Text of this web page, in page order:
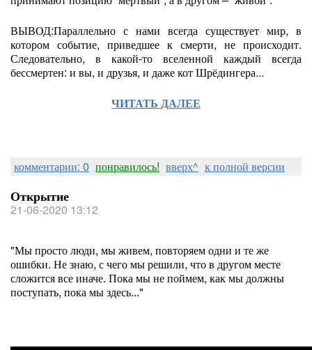
ВЫВОД:Параллельно с нами всегда существует мир, в
котором событие, приведшее к смерти, не происходит.
Следовательно, в какой-то вселенной каждый всегда
бессмертен: и вы, и друзья, и даже кот Шрёдингера...
ЧИТАТЬ ДАЛЕЕ
комментарии: 0 понравилось! вверх^ к полной версии
Открытие
21-06-2020 13:12
"Мы просто люди, мы живем, повторяем одни и те же
ошибки. Не знаю, с чего мы решили, что в другом месте
сложится все иначе. Пока мы не поймем, как мы должны
поступать, пока мы здесь..."